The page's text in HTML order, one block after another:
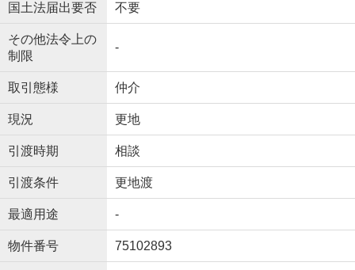
国土法届出要否 不要
その他法令上の
制限
-
取引態様 仲介
現況 更地
引渡時期 相談
引渡条件 更地渡
最適用途 -
物件番号 75102893